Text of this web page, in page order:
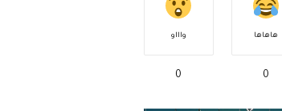
هاهاها
0
واااو
0